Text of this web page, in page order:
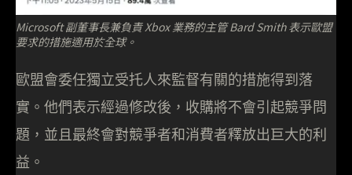
Microsoft 副董事長兼負責 Xbox 業務的主管 Bard Smith 表示歐盟
要求的措施適用於全球。
歐盟會委任獨立受托人來監督有關的措施得到落
實。他們表示經過修改後，收購將不會引起競爭問
題，並且最終會對競爭者和消費者釋放出巨大的利
益。